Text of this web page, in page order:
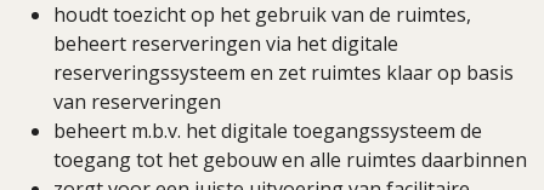
houdt toezicht op het gebruik van de ruimtes,
beheert reserveringen via het digitale
reserveringssysteem en zet ruimtes klaar op basis
van reserveringen
beheert m.b.v. het digitale toegangssysteem de
toegang tot het gebouw en alle ruimtes daarbinnen